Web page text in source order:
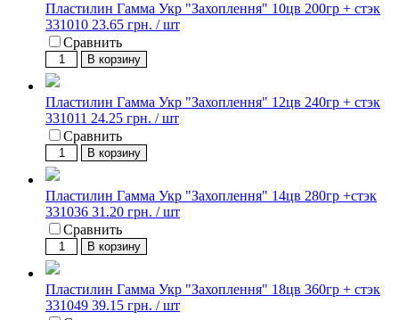
Пластилин Гамма Укр "Захоплення" 10цв 200гр + стэк
331010 23.65 грн. / шт
Сравнить
В корзину
Пластилин Гамма Укр "Захоплення" 12цв 240гр + стэк
331011 24.25 грн. / шт
Сравнить
В корзину
Пластилин Гамма Укр "Захоплення" 14цв 280гр +стэк
331036 31.20 грн. / шт
Сравнить
В корзину
Пластилин Гамма Укр "Захоплення" 18цв 360гр + стэк
331049 39.15 грн. / шт